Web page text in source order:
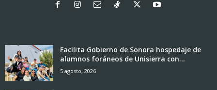
Facilita Gobierno de Sonora hospedaje de
alumnos foráneos de Unisierra con...
5 agosto, 2026